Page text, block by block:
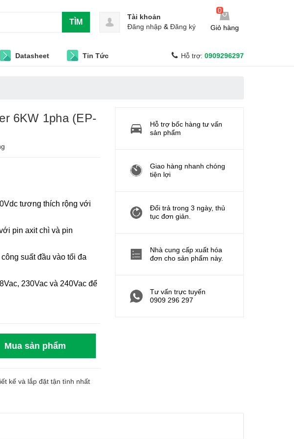
TÌM
0
Giỏ hàng
Tài khoản
Đăng nhập & Đăng ký
Datasheet Tin Tức Hỗ trợ: 0909296297
6KW 1pha (EP-
tương thích rộng với
pin axit chì và pin
suất đầu vào tối đa
230Vac và 240Vac để
Mua sản phẩm
kế và lắp đặt tận tình nhất
Hỗ trợ bốc hàng tư vấn
sản phẩm
Giao hàng nhanh chóng
tiện lợi
Đổi trả trong 3 ngày, thủ
tục đơn giản.
Nhà cung cấp xuất hóa
đơn cho sản phẩm này.
Tư vấn trực tuyến
0909 296 297